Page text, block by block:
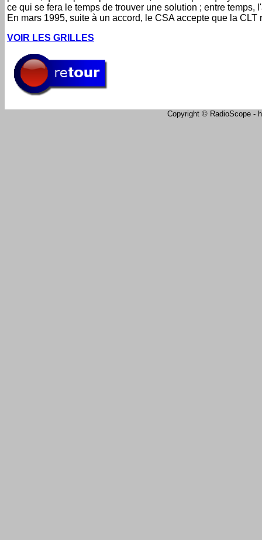
ce qui se fera le temps de trouver une solution ; entre
En mars 1995, suite à un accord, le CSA accepte que la CLT
VOIR LES GRILLES
Copyright © RadioScope -